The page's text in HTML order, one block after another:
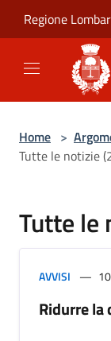
Regione
Home >
Tutte le notizie
Tutte le
AVVISI
Ridurre la